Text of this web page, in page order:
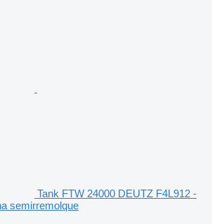
Tank FTW 24000 DEUTZ F4L912 -
semirremolque